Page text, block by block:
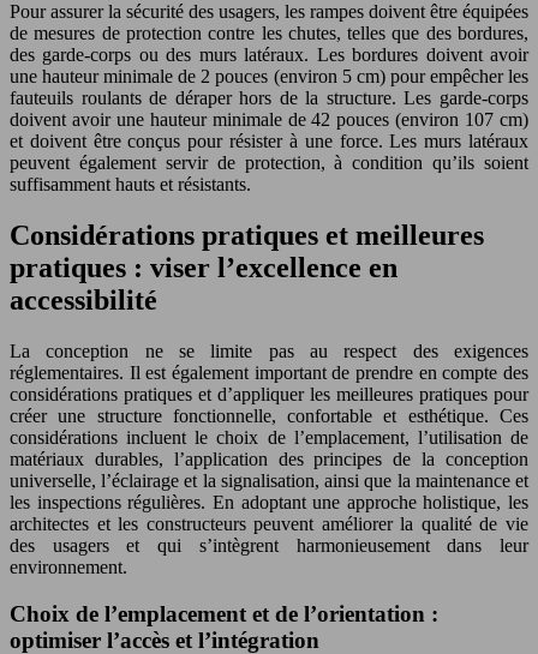
Pour assurer la sécurité des usagers, les rampes doivent être équipées
de mesures de protection contre les chutes, telles que des bordures,
des garde-corps ou des murs latéraux. Les bordures doivent avoir
une hauteur minimale de 2 pouces (environ 5 cm) pour empêcher les
fauteuils roulants de déraper hors de la structure. Les garde-corps
doivent avoir une hauteur minimale de 42 pouces (environ 107 cm)
et doivent être conçus pour résister à une force. Les murs latéraux
peuvent également servir de protection, à condition qu’ils soient
suffisamment hauts et résistants.
Considérations pratiques et meilleures
pratiques : viser l’excellence en
accessibilité
La conception ne se limite pas au respect des exigences
réglementaires. Il est également important de prendre en compte des
considérations pratiques et d’appliquer les meilleures pratiques pour
créer une structure fonctionnelle, confortable et esthétique. Ces
considérations incluent le choix de l’emplacement, l’utilisation de
matériaux durables, l’application des principes de la conception
universelle, l’éclairage et la signalisation, ainsi que la maintenance et
les inspections régulières. En adoptant une approche holistique, les
architectes et les constructeurs peuvent améliorer la qualité de vie
des usagers et qui s’intègrent harmonieusement dans leur
environnement.
Choix de l’emplacement et de l’orientation :
optimiser l’accès et l’intégration